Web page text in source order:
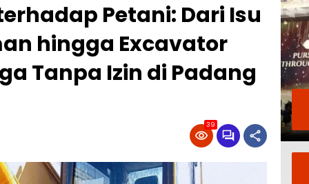
Petani: Dari Isu
hingga Excavator
Tanpa Izin di Padang
39